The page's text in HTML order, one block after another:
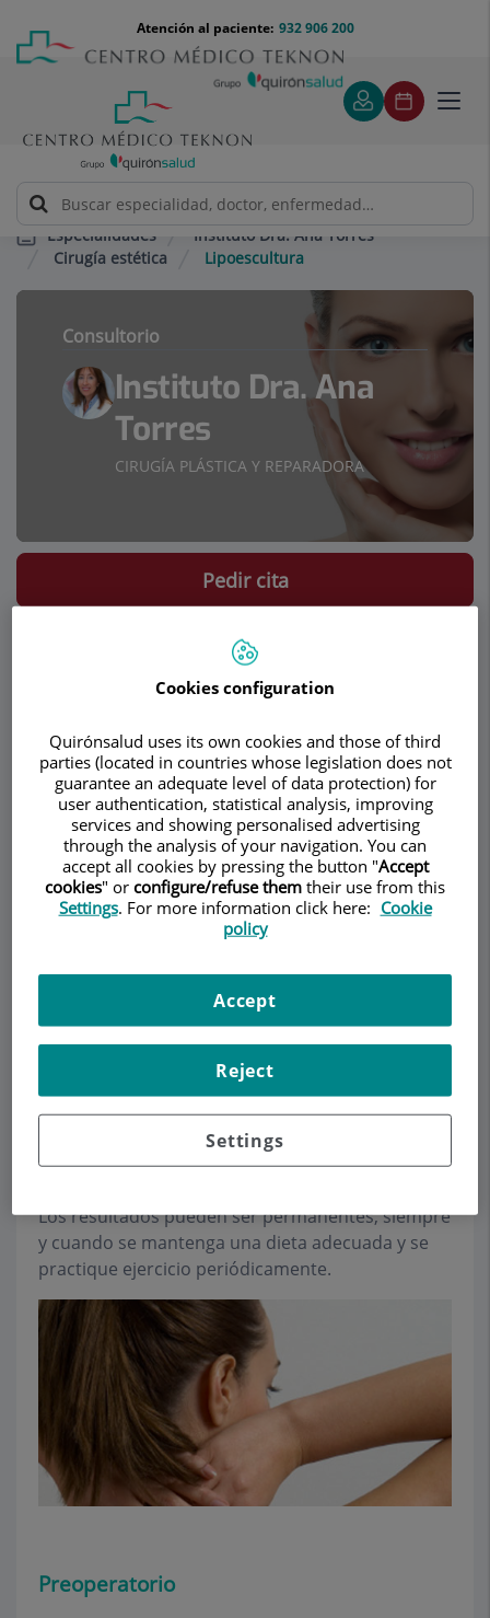
contenido
Menú
teléfono
cabecera
932 906 200
Atención al paciente:
Especialidades
Instituto Dra. Ana Torres
Cirugía estética
Lipoescultura
Consultorio
Instituto Dra. Ana
Torres
CIRUGÍA PLÁSTICA Y REPARADORA
Equipo
Pedir cita
Lipoescultura
La liposucción es una técnica quirúrgica que
permite corregir aquellas zonas corporales en las
cuales persisten acúmulos grasos rebeldes a los
regímenes dietéticos y al ejercicio.
Es una técnica muy efectiva para proporcionar un
nuevo contorno corporal con cicatrices mínimas.
La grasa extraída no vuelve a aparecer porque las
células grasas se han extraído por completo.
Esto no ocurre con otras técnicas no quirúrgicas
(ultrasonidos, cavitación), que solo logran vaciar
la célula grasa pero no la eliminan.
Los resultados pueden ser permanentes, siempre
y cuando se mantenga una dieta adecuada y se
practique ejercicio periódicamente.
Preoperatorio
Cookies configuration
Quirónsalud uses its own cookies and those of third
parties (located in countries whose legislation does not
guarantee an adequate level of data protection) for
user authentication, statistical analysis, improving
services and showing personalised advertising
through the analysis of your navigation. You can
accept all cookies by pressing the button "Accept
cookies" or configure/refuse them their use from this
Settings. For more information click here: Cookie
policy
Settings
Reject
Accept